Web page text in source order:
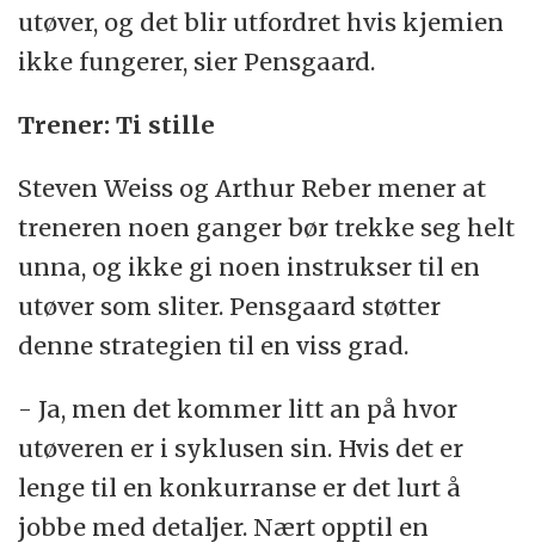
utøver, og det blir utfordret hvis kjemien
ikke fungerer, sier Pensgaard.
Trener: Ti stille
Steven Weiss og Arthur Reber mener at
treneren noen ganger bør trekke seg helt
unna, og ikke gi noen instrukser til en
utøver som sliter. Pensgaard støtter
denne strategien til en viss grad.
- Ja, men det kommer litt an på hvor
utøveren er i syklusen sin. Hvis det er
lenge til en konkurranse er det lurt å
jobbe med detaljer. Nært opptil en